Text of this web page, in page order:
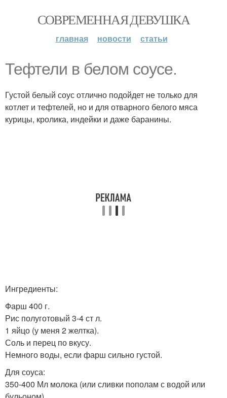
СОВРЕМЕННАЯ ДЕВУШКА
главная новости статьи
Тефтели в белом соусе.
Густой белый соус отлично подойдет не только для
котлет и тефтелей, но и для отварного белого мяса
курицы, кролика, индейки и даже баранины.
Ингредиенты:
Фарш 400 г.
Рис полуготовый 3-4 ст л.
1 яйцо (у меня 2 желтка).
Соль и перец по вкусу.
Немного воды, если фарш сильно густой.
Для соуса:
350-400 Мл молока (или сливки пополам с водой или